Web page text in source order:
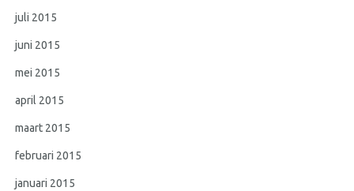
juli 2015
juni 2015
mei 2015
april 2015
maart 2015
februari 2015
januari 2015